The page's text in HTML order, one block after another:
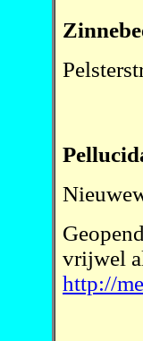
vrijwel
http://